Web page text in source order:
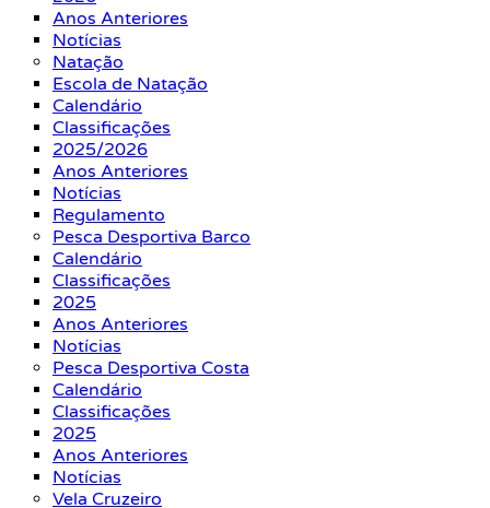
Anos Anteriores
Notícias
Natação
Escola de Natação
Calendário
Classificações
2025/2026
Anos Anteriores
Notícias
Regulamento
Pesca Desportiva Barco
Calendário
Classificações
2025
Anos Anteriores
Notícias
Pesca Desportiva Costa
Calendário
Classificações
2025
Anos Anteriores
Notícias
Vela Cruzeiro